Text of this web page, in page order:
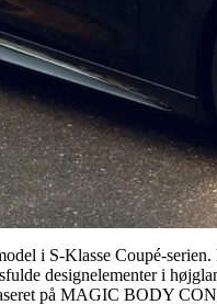
i S-Klasse Coupé-
designelementer i
på MAGIC BODY